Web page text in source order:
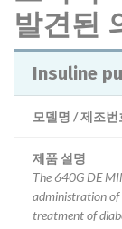
발견된
Insuline
모델명 / 제조
제품 설명
The 640G DE
administration of
treatment of